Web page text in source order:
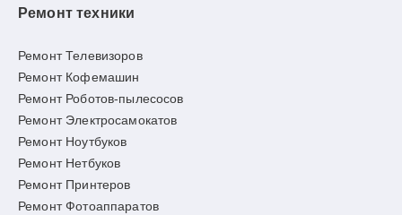
Ремонт техники
Ремонт Телевизоров
Ремонт Кофемашин
Ремонт Роботов-пылесосов
Ремонт Электросамокатов
Ремонт Ноутбуков
Ремонт Нетбуков
Ремонт Принтеров
Ремонт Фотоаппаратов